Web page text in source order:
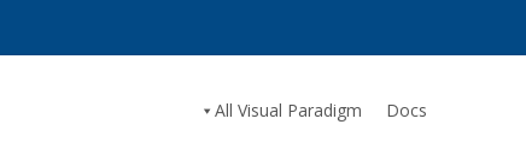
Docs
All Visual Paradigm